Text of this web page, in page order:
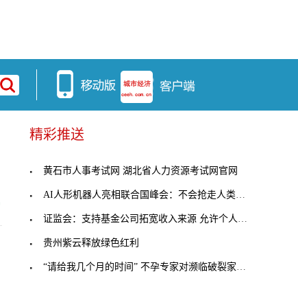
精彩推送
黄石市人事考试网 湖北省人力资源考试网官网
AI人形机器人亮相联合国峰会：不会抢走人类工作，也
证监会：支持基金公司拓宽收入来源 允许个人养老金
贵州紫云释放绿色红利
“请给我几个月的时间” 不孕专家对濒临破裂家庭的